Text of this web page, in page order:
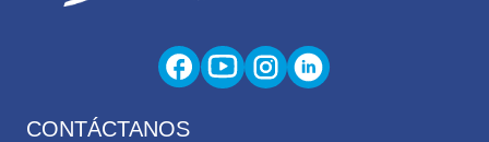
CONTÁCTANOS